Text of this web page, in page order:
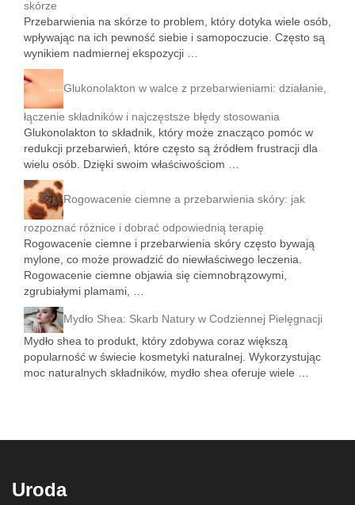
skórze
Przebarwienia na skórze to problem, który dotyka wiele osób,
wpływając na ich pewność siebie i samopoczucie. Często są
wynikiem nadmiernej ekspozycji …
Glukonolakton w walce z przebarwieniami: działanie,
łączenie składników i najczęstsze błędy stosowania
Glukonolakton to składnik, który może znacząco pomóc w
redukcji przebarwień, które często są źródłem frustracji dla
wielu osób. Dzięki swoim właściwościom …
Rogowacenie ciemne a przebarwienia skóry: jak
rozpoznać różnice i dobrać odpowiednią terapię
Rogowacenie ciemne i przebarwienia skóry często bywają
mylone, co może prowadzić do niewłaściwego leczenia.
Rogowacenie ciemne objawia się ciemnobrązowymi,
zgrubiałymi plamami, …
Mydło Shea: Skarb Natury w Codziennej Pielęgnacji
Mydło shea to produkt, który zdobywa coraz większą
popularność w świecie kosmetyki naturalnej. Wykorzystując
moc naturalnych składników, mydło shea oferuje wiele …
Uroda